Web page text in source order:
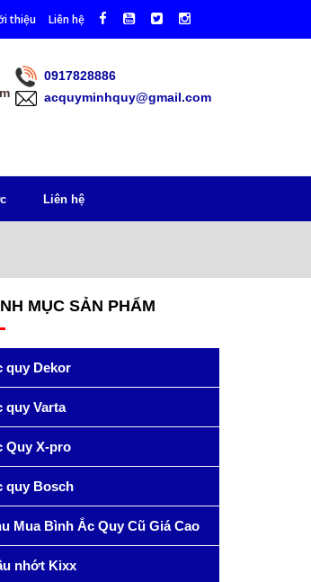
thiệu Liên hệ
0917828886
acquyminhquy@gmail.com
Liên hệ
MỤC SẢN PHẨM
quy Dekor
quy Varta
Quy X-pro
quy Bosch
Mua Bình Ắc Quy Cũ Giá Cao
nhớt Kixx